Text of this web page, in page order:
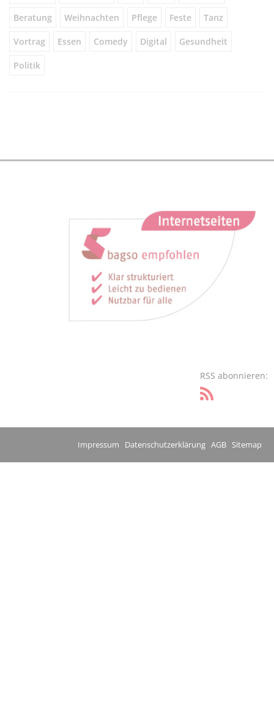
Beratung Weihnachten Pflege Feste Tanz
Vortrag Essen Comedy Digital Gesundheit
Politik
RSS abonnieren:
Impressum Datenschutzerklärung AGB Sitemap